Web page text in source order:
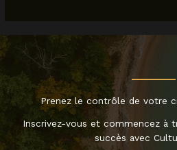
Prenez le contrôle de votre
Inscrivez-vous et commencez à
succès avec